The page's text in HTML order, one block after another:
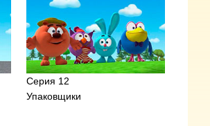
Серия 12
Упаковщики